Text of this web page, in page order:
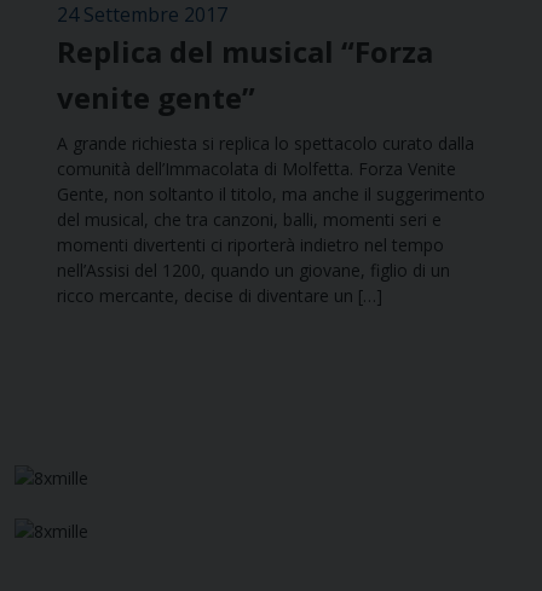
24 Settembre 2017
Replica del musical “Forza
venite gente”
A grande richiesta si replica lo spettacolo curato dalla
comunità dell’Immacolata di Molfetta. Forza Venite
Gente, non soltanto il titolo, ma anche il suggerimento
del musical, che tra canzoni, balli, momenti seri e
momenti divertenti ci riporterà indietro nel tempo
nell’Assisi del 1200, quando un giovane, figlio di un
ricco mercante, decise di diventare un […]